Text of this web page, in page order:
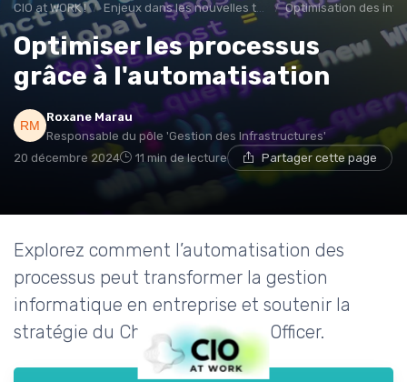
CIO at WORK ! Enjeux dans les nouvelles technologies Optimisation des
Optimiser les processus
grâce à l'automatisation
Roxane Marau
Responsable du pôle 'Gestion des Infrastructures'
20 décembre 2024
11 min de lecture Partager cette page
Explorez comment l’automatisation des
processus peut transformer la gestion
informatique en entreprise et soutenir la
stratégie du Chief Information Officer.